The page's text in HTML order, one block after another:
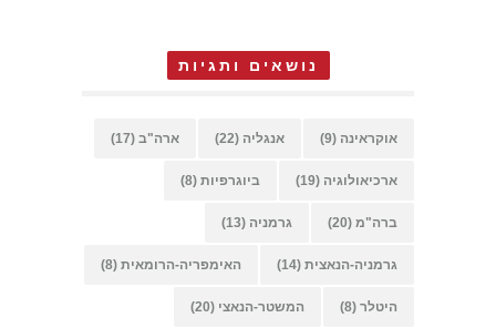
נושאים ותגיות
אוקראינה (9) אנגליה (22) ארה"ב (17)
ארכיאולוגיה (19) ביוגרפיות (8)
ברה"מ (20) גרמניה (13)
גרמניה-הנאצית (14) האימפריה-הרומאית (8)
היטלר (8) המשטר-הנאצי (20)